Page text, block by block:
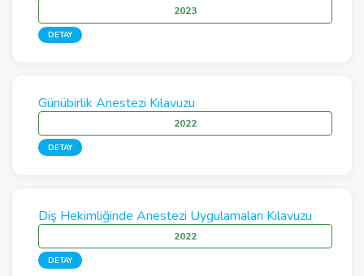
2023
DETAY
Günübirlik Anestezi Kılavuzu
2022
DETAY
Diş Hekimliğinde Anestezi Uygulamaları Kılavuzu
2022
DETAY